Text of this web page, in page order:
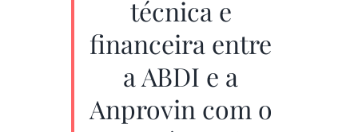
técnica e
financeira entre
a ABDI e a
Anprovin com o